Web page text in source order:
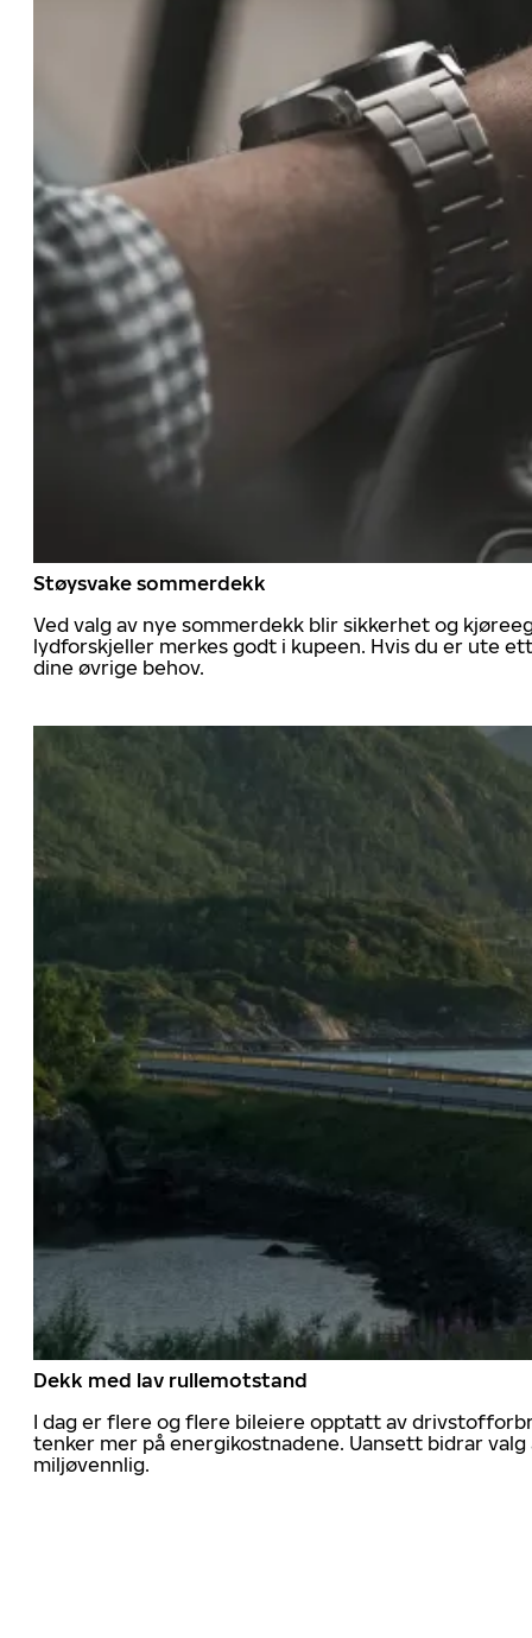
Støysvake sommerdekk
Ved valg av nye sommerdekk blir sikkerhet og
lydforskjeller merkes godt i kupeen. Hvis du er ute
dine øvrige behov.
Dekk med lav rullemotstand
I dag er flere og flere bileiere opptatt av
tenker mer på energikostnadene. Uansett bidrar
miljøvennlig.